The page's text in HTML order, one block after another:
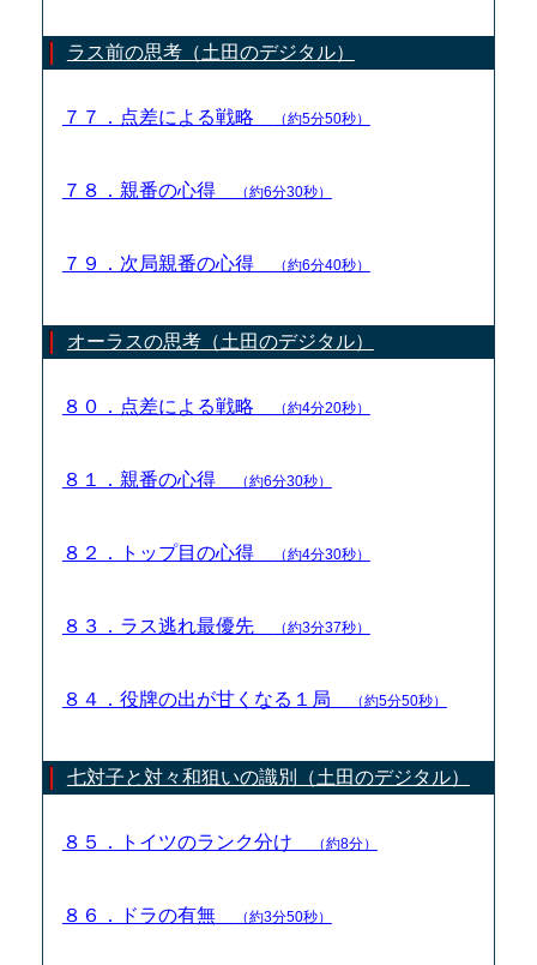
ラス前の思考（土田のデジタル）
７７．点差による戦略 （約5分50秒）
７８．親番の心得 （約6分30秒）
７９．次局親番の心得 （約6分40秒）
オーラスの思考（土田のデジタル）
８０．点差による戦略 （約4分20秒）
８１．親番の心得 （約6分30秒）
８２．トップ目の心得 （約4分30秒）
８３．ラス逃れ最優先 （約3分37秒）
８４．役牌の出が甘くなる１局 （約5分50秒）
七対子と対々和狙いの識別（土田のデジタル）
８５．トイツのランク分け （約8分）
８６．ドラの有無 （約3分50秒）